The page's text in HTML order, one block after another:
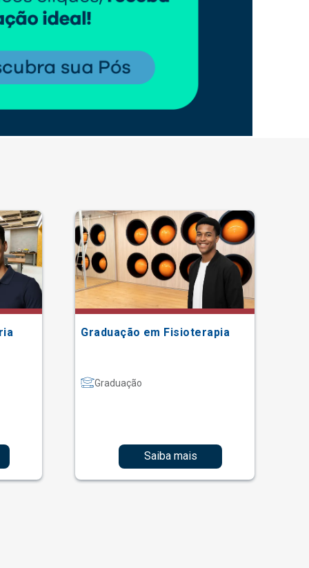
Graduação em Fisioterapia
Graduação
Saiba mais